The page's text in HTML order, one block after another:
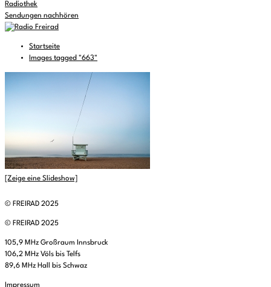
Radiothek
Sendungen nachhören
Startseite
Images tagged "663"
[Zeige eine Slideshow]
© FREIRAD 2025
© FREIRAD 2025
105,9 MHz Großraum Innsbruck
106,2 MHz Völs bis Telfs
89,6 MHz Hall bis Schwaz
Impressum